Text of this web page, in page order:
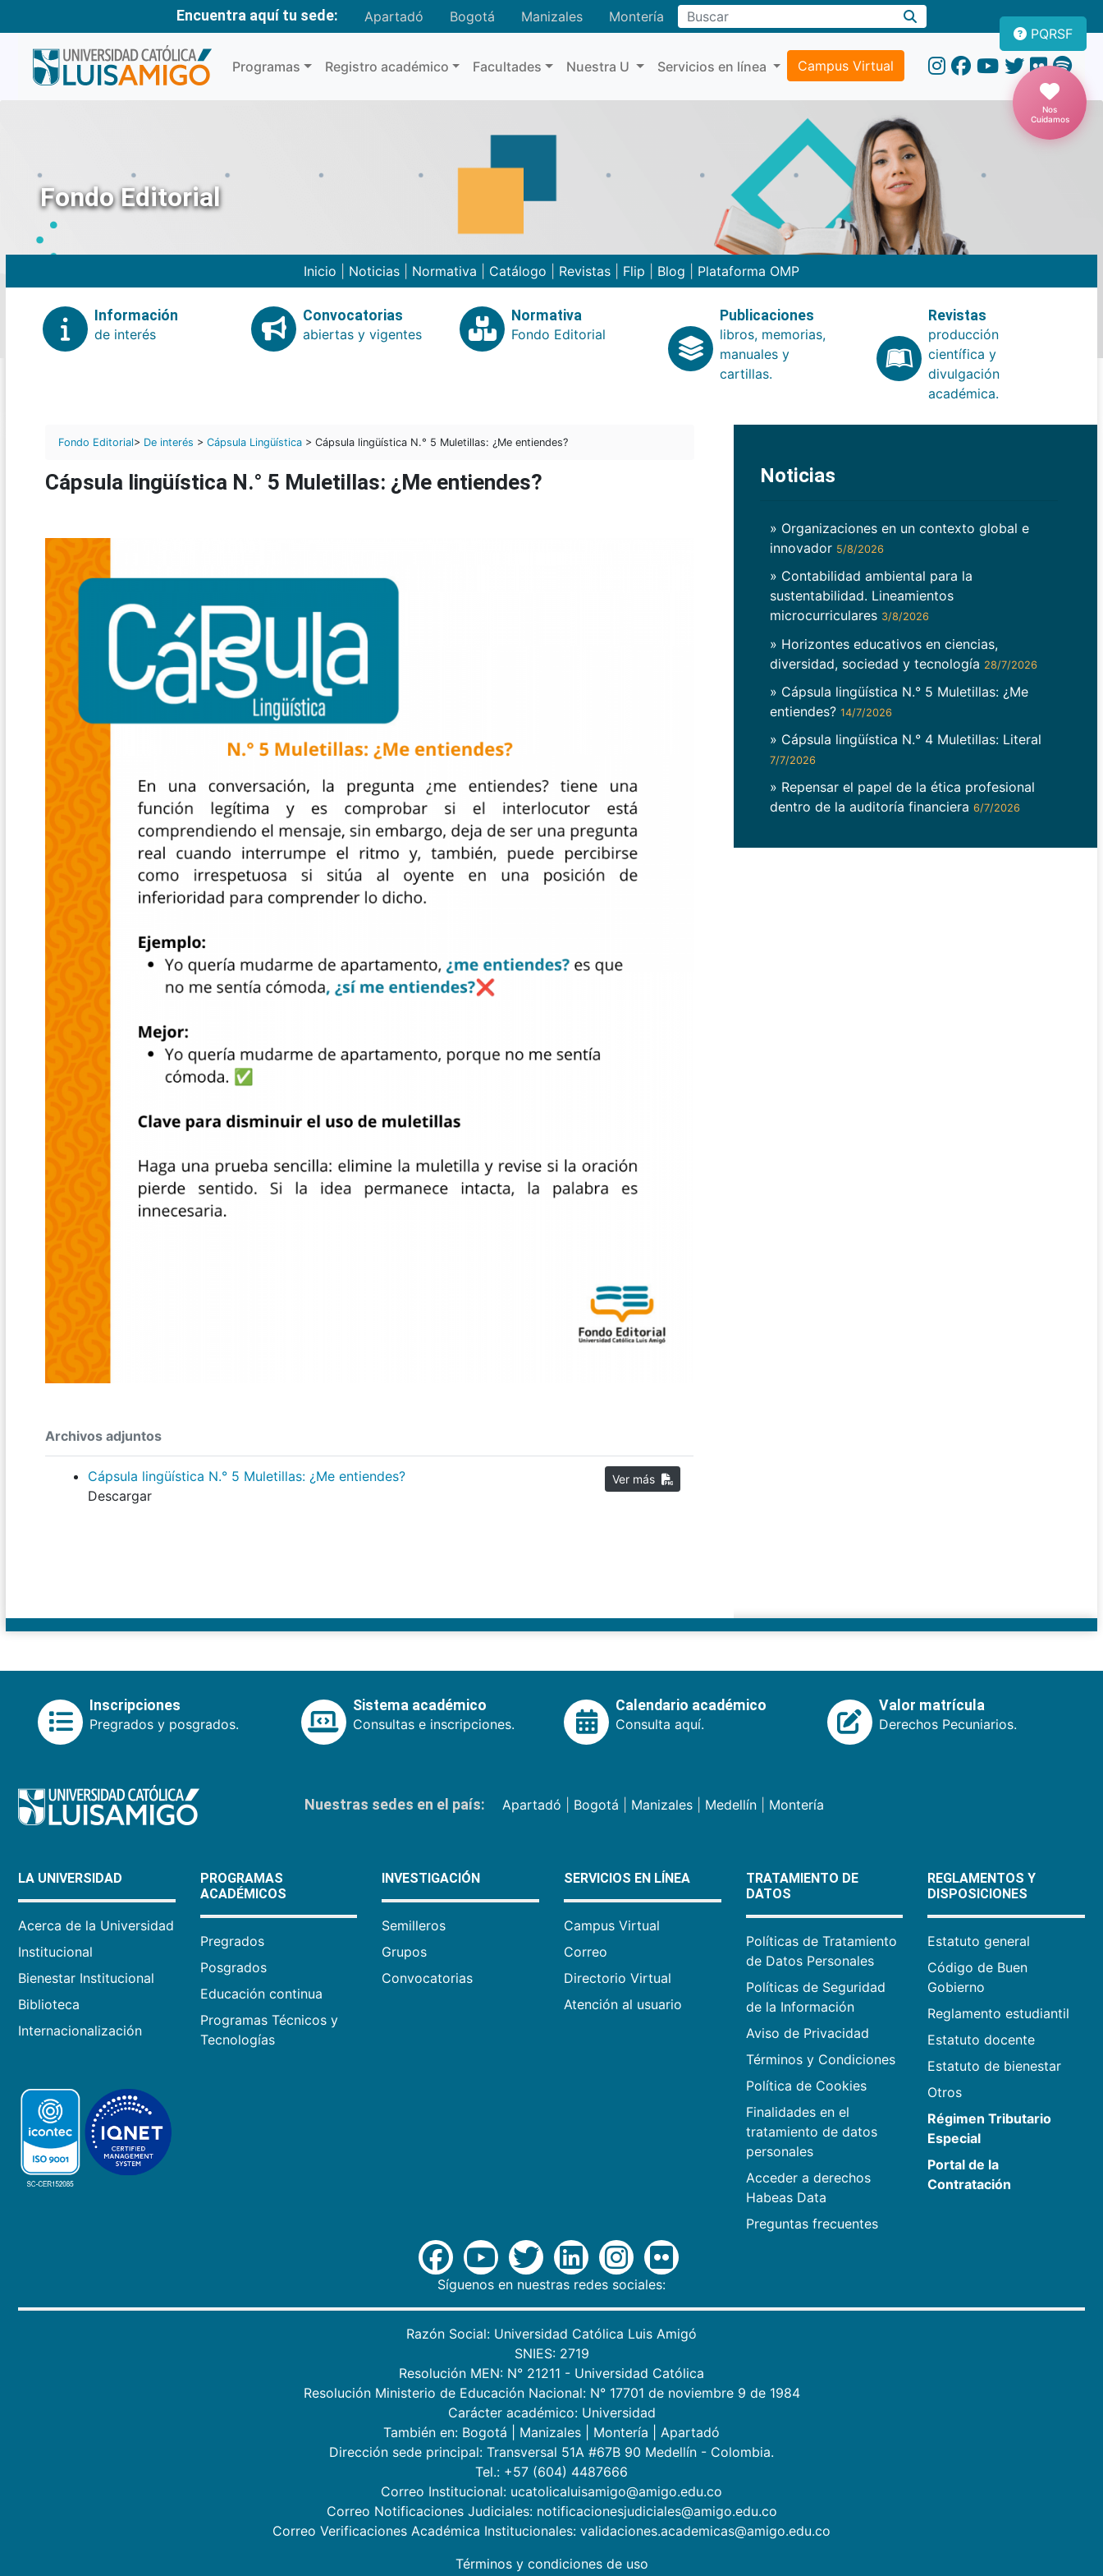
Encuentra aquí tu sede: Apartadó Bogotá Manizales MonteríaBuscar
Programas Registro académico Facultades Nuestra U Servicios en línea Campus Virtual
PQRSF
Nos
Cuidamos
Fondo Editorial
Inicio Noticias Normativa Catálogo Revistas Flip Blog Plataforma OMP
Información
de interés
Convocatorias
abiertas y vigentes
Normativa
Fondo Editorial
Publicaciones
libros, memorias,
manuales y
cartillas.
Revistas
producción
científica y
divulgación
académica.
Fondo Editorial> De interés > Cápsula Lingüística > Cápsula lingüística N.° 5 Muletillas: ¿Me entiendes?
Cápsula lingüística N.° 5 Muletillas: ¿Me entiendes?
Archivos adjuntos
Cápsula lingüística N.° 5 Muletillas: ¿Me entiendes?
Descargar
Noticias
» Organizaciones en un contexto global e
innovador 5/8/2026
» Contabilidad ambiental para la
sustentabilidad. Lineamientos
microcurriculares 3/8/2026
» Horizontes educativos en ciencias,
diversidad, sociedad y tecnología 28/7/2026
» Cápsula lingüística N.° 5 Muletillas: ¿Me
entiendes? 14/7/2026
» Cápsula lingüística N.° 4 Muletillas: Literal
7/7/2026
» Repensar el papel de la ética profesional
dentro de la auditoría financiera 6/7/2026
Inscripciones
Pregrados y posgrados.
Sistema académico
Consultas e inscripciones.
Calendario académico
Consulta aquí.
Valor matrícula
Derechos Pecuniarios.
Nuestras sedes en el país: Apartadó Bogotá Manizales| Medellín| Montería
LA UNIVERSIDAD
Acerca de la Universidad
Institucional
Bienestar Institucional
Biblioteca
Internacionalización
PROGRAMAS
ACADÉMICOS
Pregrados
Posgrados
Educación continua
Programas Técnicos y
Tecnologías
INVESTIGACIÓN
Semilleros
Grupos
Convocatorias
SERVICIOS EN LÍNEA
Campus Virtual
Correo
Directorio Virtual
Atención al usuario
TRATAMIENTO DE
DATOS
Políticas de Tratamiento
de Datos Personales
Políticas de Seguridad
de la Información
Aviso de Privacidad
Términos y Condiciones
Política de Cookies
Finalidades en el
tratamiento de datos
personales
Acceder a derechos
Habeas Data
Preguntas frecuentes
REGLAMENTOS Y
DISPOSICIONES
Estatuto general
Código de Buen
Gobierno
Reglamento estudiantil
Estatuto docente
Estatuto de bienestar
Otros
Régimen Tributario
Especial
Portal de la
Contratación
Síguenos en nuestras redes sociales:
Razón Social: Universidad Católica Luis Amigó
SNIES: 2719
Resolución MEN: N° 21211 - Universidad Católica
Resolución Ministerio de Educación Nacional: N° 17701 de noviembre 9 de 1984
Carácter académico: Universidad
También en: Bogotá Manizales Montería
Apartadó
Dirección sede principal: Transversal 51A #67B 90 Medellín - Colombia.
Tel.: +57 (604) 4487666
Correo Institucional: ucatolicaluisamigo@amigo.edu.co
Correo Notificaciones Judiciales: notificacionesjudiciales@amigo.edu.co
Correo Verificaciones Académica Institucionales: validaciones.academicas@amigo.edu.co
Términos y condiciones de uso